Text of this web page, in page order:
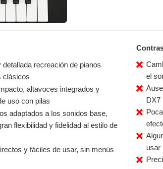
detallada recreación de pianos
clásicos
altavoces integrados y
uso con pilas
adaptados a los sonidos base,
flexibilidad y fidelidad al estilo de
y fáciles de usar, sin menús
el
DX7
usar